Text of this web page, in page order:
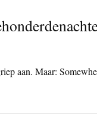
aan. Maar: